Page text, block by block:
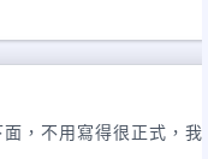
財能量氣勢如紅！
財氣滿盈的吉利徵兆，
，不用寫得很正式，